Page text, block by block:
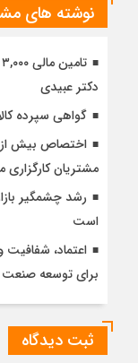
نوشته های
دکتر عبیدی
گواهی سپرده
مشتریان کارگزاری
رشد چشمگیر
است
اعتماد،
برای توسعه صنعت
ثبت دیدگاه